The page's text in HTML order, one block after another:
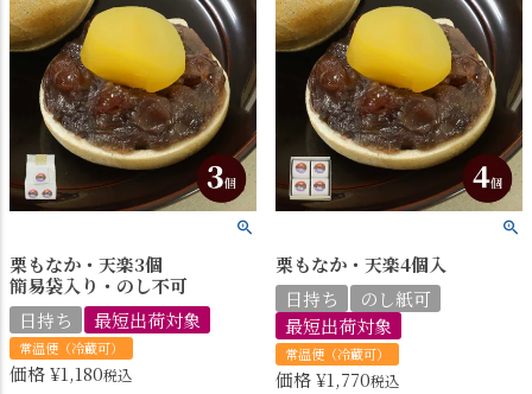
栗もなか・天楽3個
簡易袋入り・のし不可
日持ち
最短出荷対象
常温便（冷蔵可）
価格¥1,180税込
栗もなか・天楽4個入
日持ち
のし紙可
最短出荷対象
常温便（冷蔵可）
価格¥1,770税込